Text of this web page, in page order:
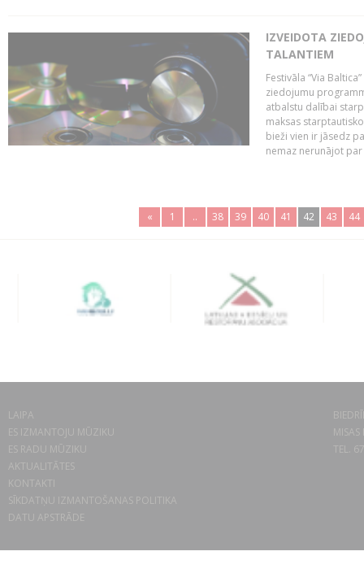
IZVEIDOTA
TALANTIEM
Festivāla “Via
ziedojumu
atbalstu dalībai
maksas
bieži vien ir jāsedz
nemaz nerunājot
« 1 .. 38 39 40 41 42 43 44
LAIPA
ES IZMANTOJU MŪZIKU
ES RADU MŪZIKU
AKTUALITĀTES
KONTAKTI
SĪKDATŅU IZMANTOŠANAS POLITIKA
DATU APSTRĀDE
TEL.